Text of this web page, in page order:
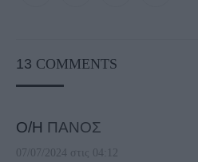
13 COMMENTS
Ο/Η ΠΑΝΟΣ
07/07/2024 στις 04:12